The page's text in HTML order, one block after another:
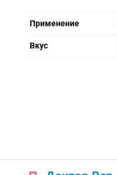
Применение
Вкус